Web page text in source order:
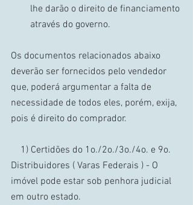
lhe darão o direito de financiamento
através do governo.
Os documentos relacionados abaixo
deverão ser fornecidos pelo vendedor
que, poderá argumentar a falta de
necessidade de todos eles, porém, exija,
pois é direito do comprador.
Distribuidores ( Varas Federais ) - O
imóvel pode estar sob penhora judicial
em outro estado.